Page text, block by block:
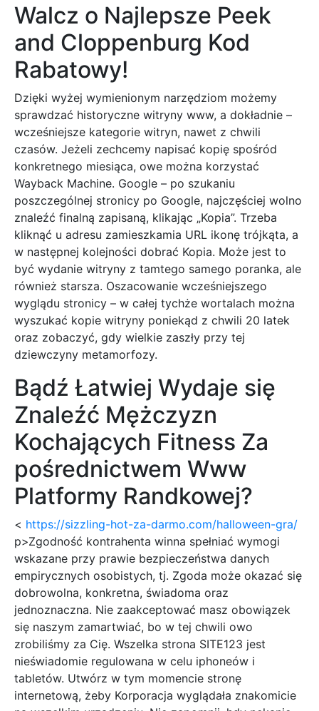
Walcz o Najlepsze Peek
and Cloppenburg Kod
Rabatowy!
Dzięki wyżej wymienionym narzędziom możemy
sprawdzać historyczne witryny www, a dokładnie –
wcześniejsze kategorie witryn, nawet z chwili
czasów. Jeżeli zechcemy napisać kopię spośród
konkretnego miesiąca, owe można korzystać
Wayback Machine. Google – po szukaniu
poszczególnej stronicy po Google, najczęściej wolno
znaleźć finalną zapisaną, klikając „Kopia”. Trzeba
kliknąć u adresu zamieszkamia URL ikonę trójkąta, a
w następnej kolejności dobrać Kopia. Może jest to
być wydanie witryny z tamtego samego poranka, ale
również starsza. Oszacowanie wcześniejszego
wyglądu stronicy – w całej tychże wortalach można
wyszukać kopie witryny poniekąd z chwili 20 latek
oraz zobaczyć, gdy wielkie zaszły przy tej
dziewczyny metamorfozy.
Bądź Łatwiej Wydaje się
Znaleźć Mężczyzn
Kochających Fitness Za
pośrednictwem Www
Platformy Randkowej?
< https://sizzling-hot-za-darmo.com/halloween-gra/
p>Zgodność kontrahenta winna spełniać wymogi
wskazane przy prawie bezpieczeństwa danych
empirycznych osobistych, tj. Zgoda może okazać się
dobrowolna, konkretna, świadoma oraz
jednoznaczna. Nie zaakceptować masz obowiązek
się naszym zamartwiać, bo w tej chwili owo
zrobiliśmy za Cię. Wszelka strona SITE123 jest
nieświadomie regulowana w celu iphoneów i
tabletów. Utwórz w tym momencie stronę
internetową, żeby Korporacja wyglądała znakomicie